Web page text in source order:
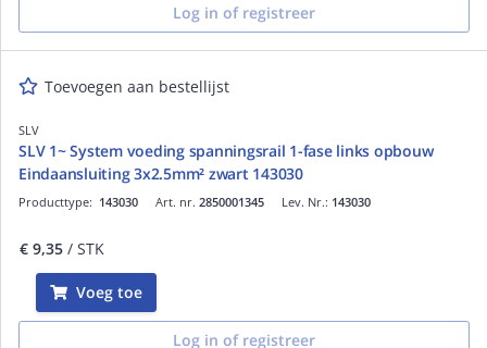
Log in of registreer
Toevoegen aan bestellijst
SLV
SLV 1~ System voeding spanningsrail 1-fase links opbouw
Eindaansluiting 3x2.5mm² zwart 143030
Art. nr. 2850001345
Producttype: 143030 Lev. Nr.: 143030
€ 9,35 / STK
Voeg toe
Log in of registreer